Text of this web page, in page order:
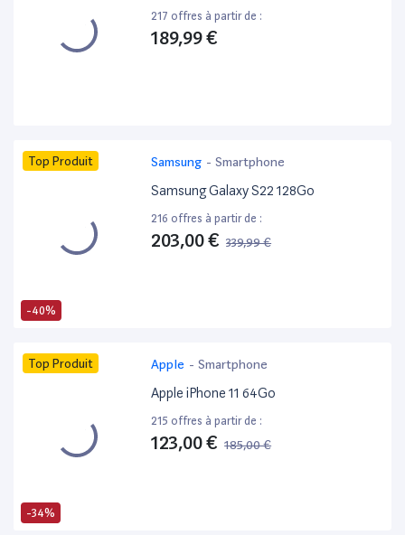
217 offres à partir de :
189,99 €
-40%
Top Produit Samsung - Smartphone
Samsung Galaxy S22 128Go
216 offres à partir de :
203,00 € 339,99 €
-34%
Top Produit Apple - Smartphone
Apple iPhone 11 64Go
215 offres à partir de :
123,00 € 185,00 €